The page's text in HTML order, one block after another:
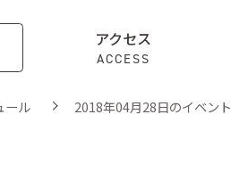
アクセス
ACCESS
ール 2018年04月28日のイベント